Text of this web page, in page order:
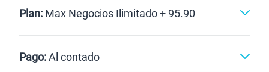
Plan: Max Negocios Ilimitado + 95.90
Pago:Al contado